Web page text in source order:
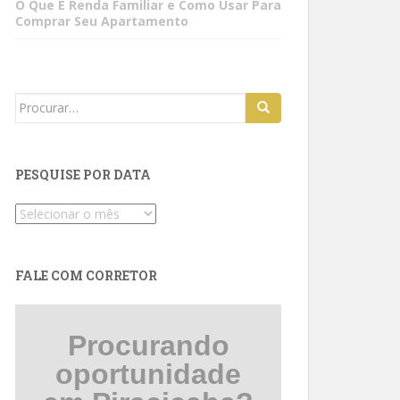
O Que É Renda Familiar e Como Usar Para
Comprar Seu Apartamento
Search
PESQUISE POR DATA
Pesquise
FALE COM CORRETOR
Procurando
oportunidade